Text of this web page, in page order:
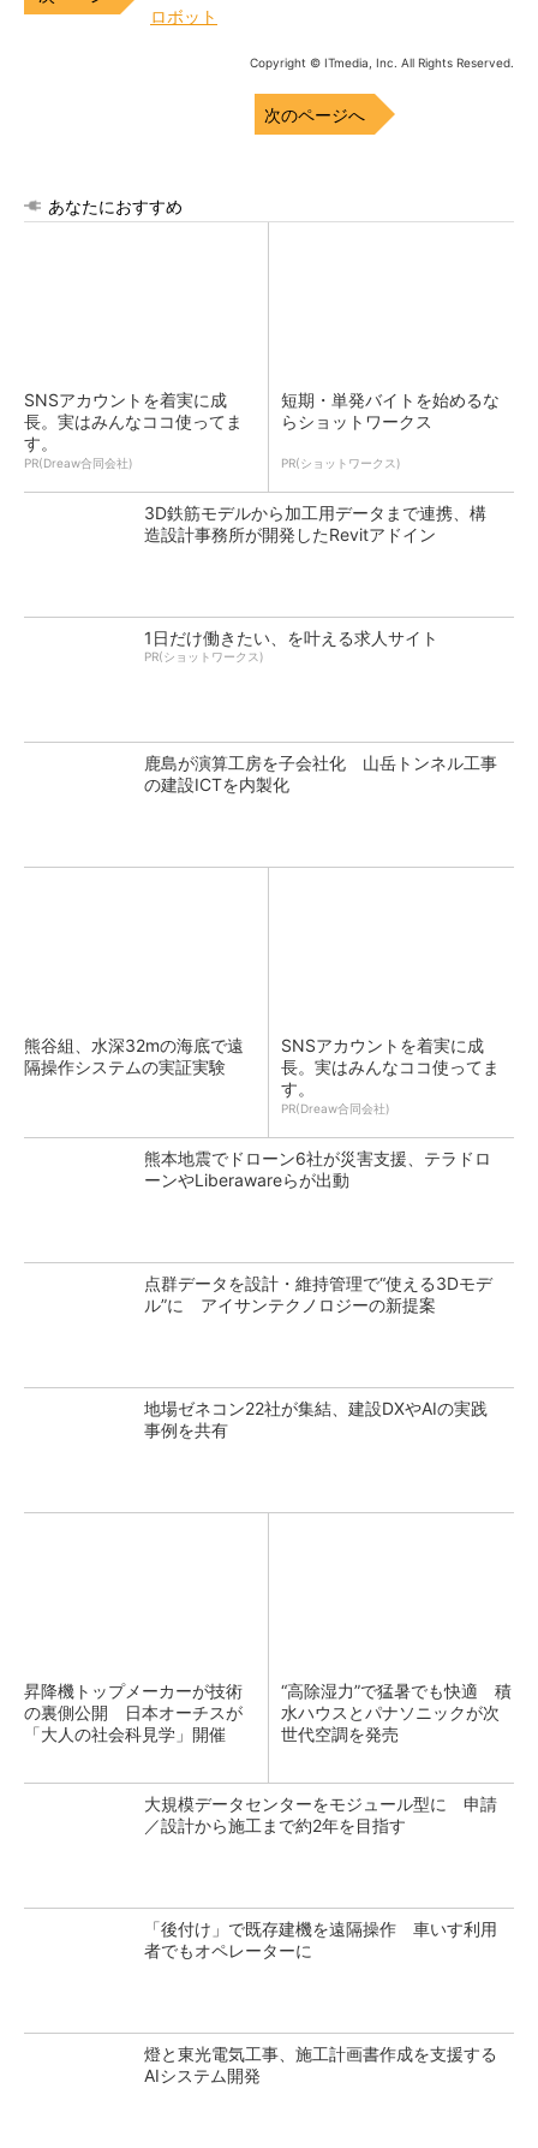
ロボット
Copyright © ITmedia, Inc. All Rights Reserved.
次のページへ
あなたにおすすめ
SNSアカウントを着実に成
長。実はみんなココ使ってま
す。
PR(Dreaw合同会社)
短期・単発バイトを始めるな
らショットワークス
PR(ショットワークス)
3D鉄筋モデルから加工用データまで連携、構
造設計事務所が開発したRevitアドイン
1日だけ働きたい、を叶える求人サイト
PR(ショットワークス)
鹿島が演算工房を子会社化 山岳トンネル工事
の建設ICTを内製化
熊谷組、水深32mの海底で遠
隔操作システムの実証実験
SNSアカウントを着実に成
長。実はみんなココ使ってま
す。
PR(Dreaw合同会社)
熊本地震でドローン6社が災害支援、テラドロ
ーンやLiberawareらが出動
点群データを設計・維持管理で“使える3Dモデ
ル”に アイサンテクノロジーの新提案
地場ゼネコン22社が集結、建設DXやAIの実践
事例を共有
昇降機トップメーカーが技術
の裏側公開 日本オーチスが
「大人の社会科見学」開催
“高除湿力”で猛暑でも快適 積
水ハウスとパナソニックが次
世代空調を発売
大規模データセンターをモジュール型に 申請
／設計から施工まで約2年を目指す
「後付け」で既存建機を遠隔操作 車いす利用
者でもオペレーターに
燈と東光電気工事、施工計画書作成を支援する
AIシステム開発